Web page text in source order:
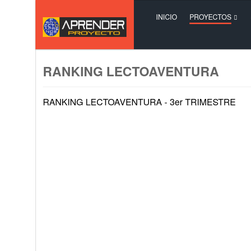
INICIO PROYECTOS
RANKING LECTOAVENTURA
RANKING LECTOAVENTURA - 3er TRIMESTRE